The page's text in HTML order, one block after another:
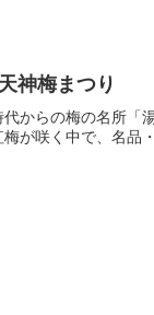
神梅まつり
代からの梅の名所「
梅が咲く中で、名品